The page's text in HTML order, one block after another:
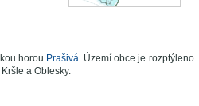
horou Prašivá. Území obce je rozptýleno
a Oblesky.